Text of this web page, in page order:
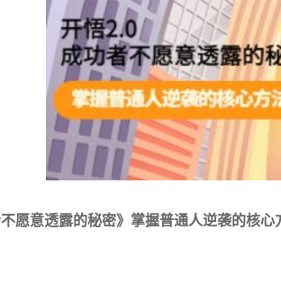
不愿意透露的秘密》掌握普通人逆袭的核